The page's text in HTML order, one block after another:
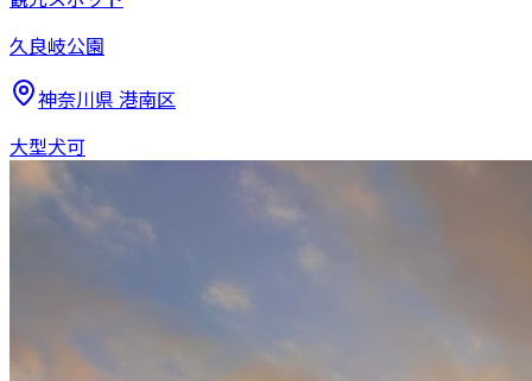
久良岐公園
神奈川県 港南区
大型犬可